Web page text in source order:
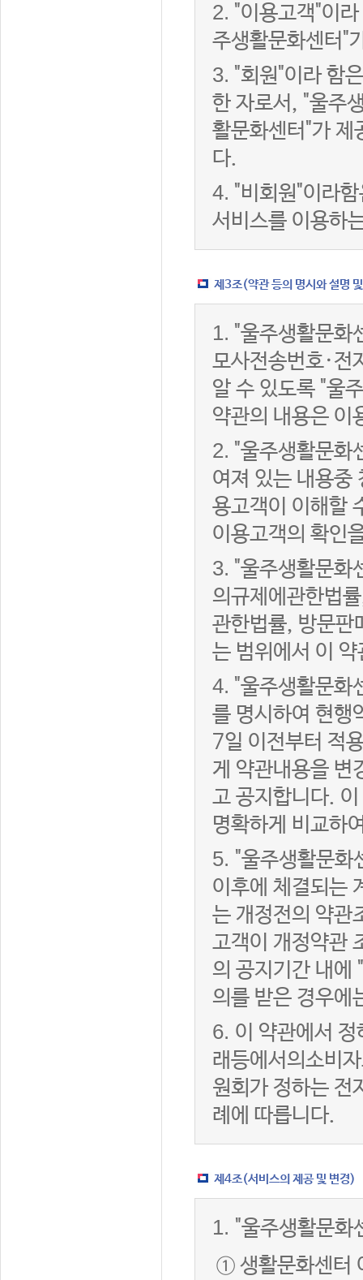
2. "이용고객"이
주생활문화센터"
3. "회원"이라 함
한 자로서, "울주
활문화센터"가 제
다.
4. "비회원"이라
서비스를 이용하
제3조(약관 등의 명시와 설명
1. "울주생활문화
모사전송번호·전
알 수 있도록 "울
약관의 내용은 이
2. "울주생활문화
여져 있는 내용중
용고객이 이해할
이용고객의 확인
3. "울주생활문화
의규제에관한법
관한법률, 방문판
는 범위에서 이
4. "울주생활문화
를 명시하여 현행
7일 이전부터 적
게 약관내용을 변
고 공지합니다.
명확하게 비교하
5. "울주생활문화
이후에 체결되는
는 개정전의 약관
고객이 개정약관
의 공지기간 내에
의를 받은 경우에
6. 이 약관에서
래등에서의소비
원회가 정하는 전
례에 따릅니다.
제4조(서비스의 제공 및 변경)
1. "울주생활문화
① 생활문화센터